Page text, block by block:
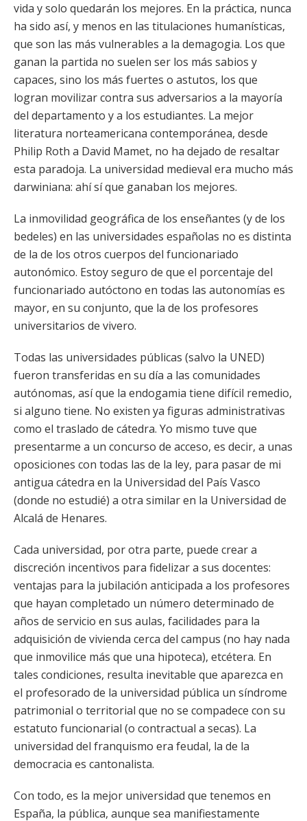
vida y solo quedarán los mejores. En la práctica, nunca
ha sido así, y menos en las titulaciones humanísticas,
que son las más vulnerables a la demagogia. Los que
ganan la partida no suelen ser los más sabios y
capaces, sino los más fuertes o astutos, los que
logran movilizar contra sus adversarios a la mayoría
del departamento y a los estudiantes. La mejor
literatura norteamericana contemporánea, desde
Philip Roth a David Mamet, no ha dejado de resaltar
esta paradoja. La universidad medieval era mucho más
darwiniana: ahí sí que ganaban los mejores.
La inmovilidad geográfica de los enseñantes (y de los
bedeles) en las universidades españolas no es distinta
de la de los otros cuerpos del funcionariado
autonómico. Estoy seguro de que el porcentaje del
funcionariado autóctono en todas las autonomías es
mayor, en su conjunto, que la de los profesores
universitarios de vivero.
Todas las universidades públicas (salvo la UNED)
fueron transferidas en su día a las comunidades
autónomas, así que la endogamia tiene difícil remedio,
si alguno tiene. No existen ya figuras administrativas
como el traslado de cátedra. Yo mismo tuve que
presentarme a un concurso de acceso, es decir, a unas
oposiciones con todas las de la ley, para pasar de mi
antigua cátedra en la Universidad del País Vasco
(donde no estudié) a otra similar en la Universidad de
Alcalá de Henares.
Cada universidad, por otra parte, puede crear a
discreción incentivos para fidelizar a sus docentes:
ventajas para la jubilación anticipada a los profesores
que hayan completado un número determinado de
años de servicio en sus aulas, facilidades para la
adquisición de vivienda cerca del campus (no hay nada
que inmovilice más que una hipoteca), etcétera. En
tales condiciones, resulta inevitable que aparezca en
el profesorado de la universidad pública un síndrome
patrimonial o territorial que no se compadece con su
estatuto funcionarial (o contractual a secas). La
universidad del franquismo era feudal, la de la
democracia es cantonalista.
Con todo, es la mejor universidad que tenemos en
España, la pública, aunque sea manifiestamente